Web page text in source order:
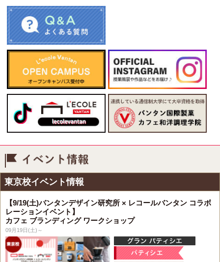
東京校イベント情報
【9/19(土)バンタンデザイン研究所 × レコールバンタン コラボ
レーションイベント】
カフェ ブランディング ワークショップ
09月19日(土)～